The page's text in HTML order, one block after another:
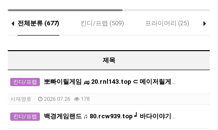
전체분류 (677) 킨디/프랩 (509) 프라이머리 (25)
제목
킨디/프랩 뽀빠이릴게임 ㎍ 20.rnl143.top ⊂ 메이저릴게임사이트
서재영호 2026.07.26 178
킨디/프랩 백경게임랜드 ♫ 80.rcw939.top ┙ 바다이야기디시